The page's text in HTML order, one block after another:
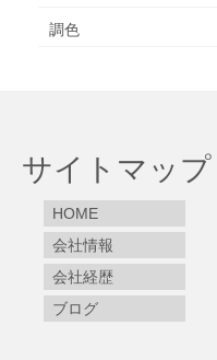
調色
サイトマップ
HOME
会社情報
会社経歴
ブログ